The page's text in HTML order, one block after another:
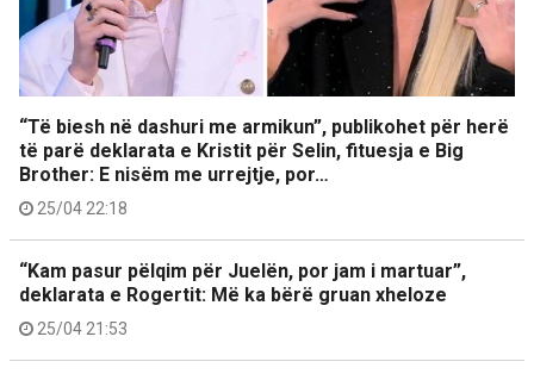
“Të biesh në dashuri me armikun”, publikohet për herë
të parë deklarata e Kristit për Selin, fituesja e Big
Brother: E nisëm me urrejtje, por…
25/04 22:18
“Kam pasur pëlqim për Juelën, por jam i martuar”,
deklarata e Rogertit: Më ka bërë gruan xheloze
25/04 21:53